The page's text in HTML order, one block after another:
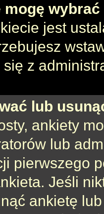
mogę
jest
z
lub
ankiety
lub
pierwszego
Jeśli
ankietę